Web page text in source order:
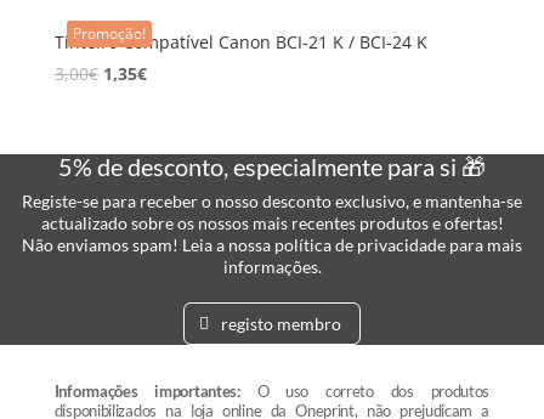
Promoção!
Tinteiro Compatível Canon BCI-21 K / BCI-24 K
3,00€ 1,35€
5% de desconto, especialmente para si 🎁
Registe-se para receber o nosso desconto exclusivo, e mantenha-se
actualizado sobre os nossos mais recentes produtos e ofertas!
Não enviamos spam! Leia a nossa política de privacidade para mais
informações.
registo membro
Informações importantes: O uso correto dos produtos
disponibilizados na loja online da Oneprint, não prejudicam a